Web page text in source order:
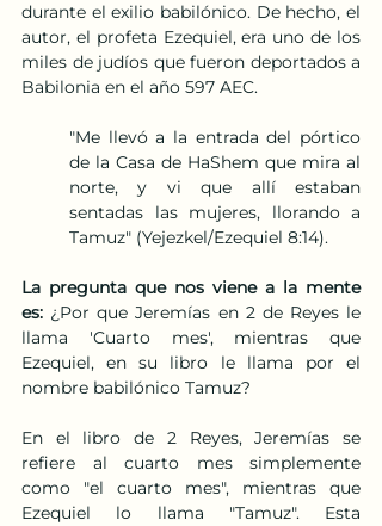
durante el exilio babilónico. De hecho, el
autor, el profeta Ezequiel, era uno de los
miles de judíos que fueron deportados a
Babilonia en el año 597 AEC.
"Me llevó a la entrada del pórtico
de la Casa de HaShem que mira al
norte, y vi que allí estaban
sentadas las mujeres, llorando a
Tamuz" (Yejezkel/Ezequiel 8:14).
La pregunta que nos viene a la mente
es: ¿Por que Jeremías en 2 de Reyes le
llama 'Cuarto mes', mientras que
Ezequiel, en su libro le llama por el
nombre babilónico Tamuz?
En el libro de 2 Reyes, Jeremías se
refiere al cuarto mes simplemente
como "el cuarto mes", mientras que
Ezequiel lo llama "Tamuz". Esta